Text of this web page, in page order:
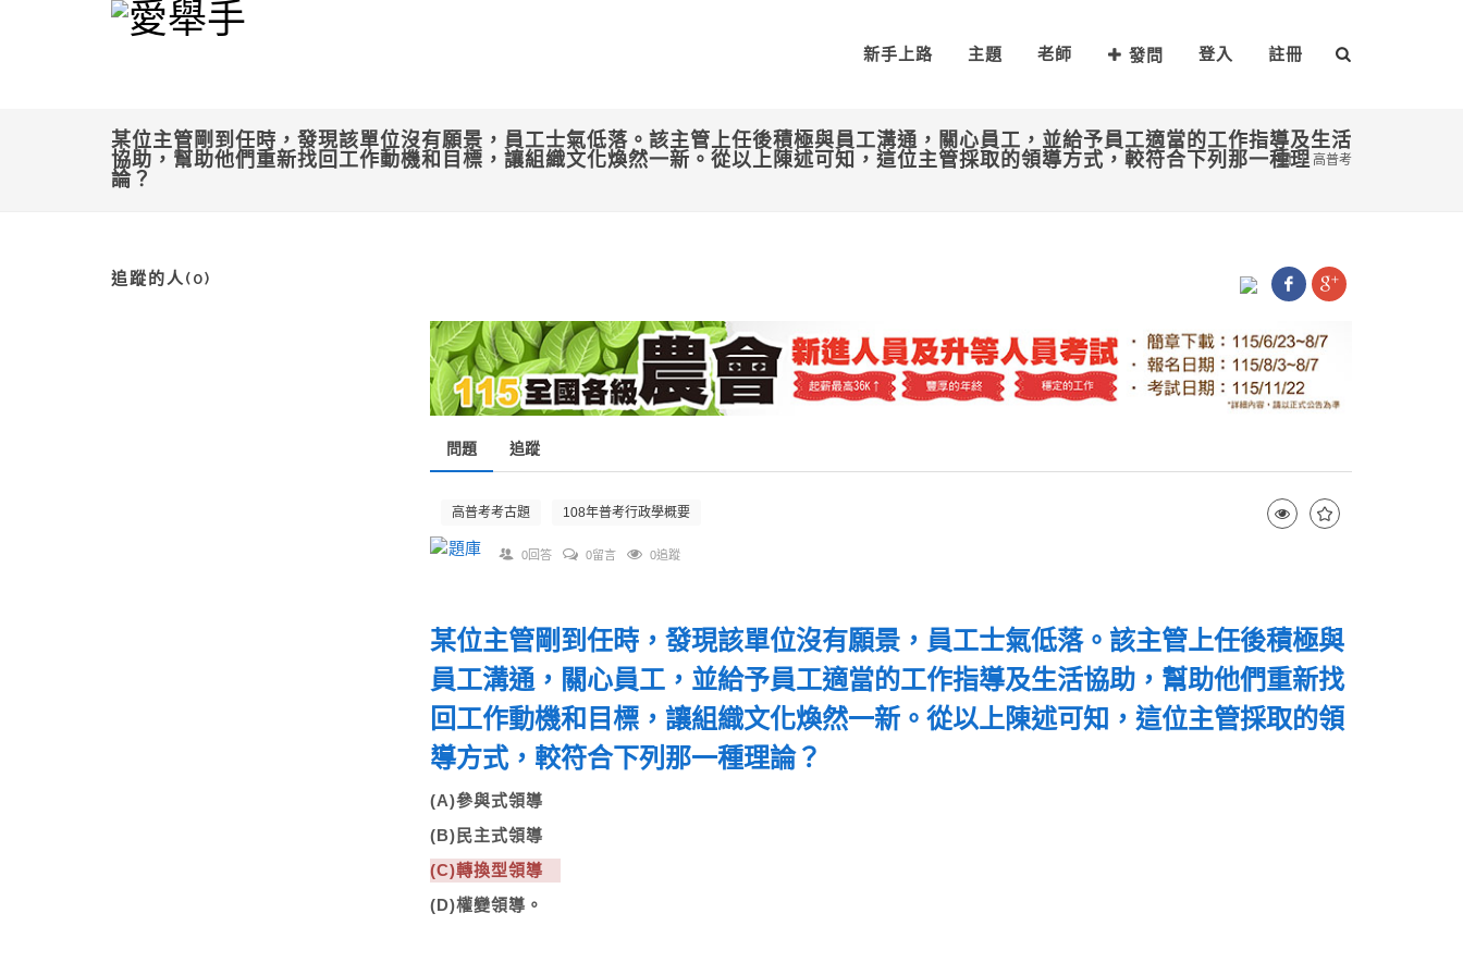
新手上路 主題 老師 發問 登入 註冊
某位主管剛到任時，發現該單位沒有願景，員工士氣低落。該主管上任後積極與員工溝通，關心員工，並給予員工適當的工作指導及生活
協助，幫助他們重新找回工作動機和目標，讓組織文化煥然一新。從以上陳述可知，這位主管採取的領導方式，較符合下列那一種理
論？
高普考
追蹤的人(0)
問題 追蹤
高普考考古題 108年普考行政學概要
0回答 0留言 0追蹤
某位主管剛到任時，發現該單位沒有願景，員工士氣低落。該主管上任後積極與
員工溝通，關心員工，並給予員工適當的工作指導及生活協助，幫助他們重新找
回工作動機和目標，讓組織文化煥然一新。從以上陳述可知，這位主管採取的領
導方式，較符合下列那一種理論？
(A)參與式領導
(B)民主式領導
(C)轉換型領導
(D)權變領導。